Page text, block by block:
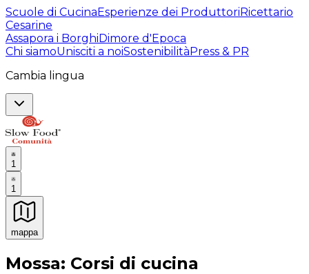
Scuole di CucinaEsperienze dei ProduttoriRicettario
Cesarine
Assapora i BorghiDimore d'Epoca
Chi siamoUnisciti a noiSostenibilitàPress & PR
Cambia lingua
1
1
mappa
Esperienze culinarie indimenticabili: Esperienze
Mossa: Corsi di cucina